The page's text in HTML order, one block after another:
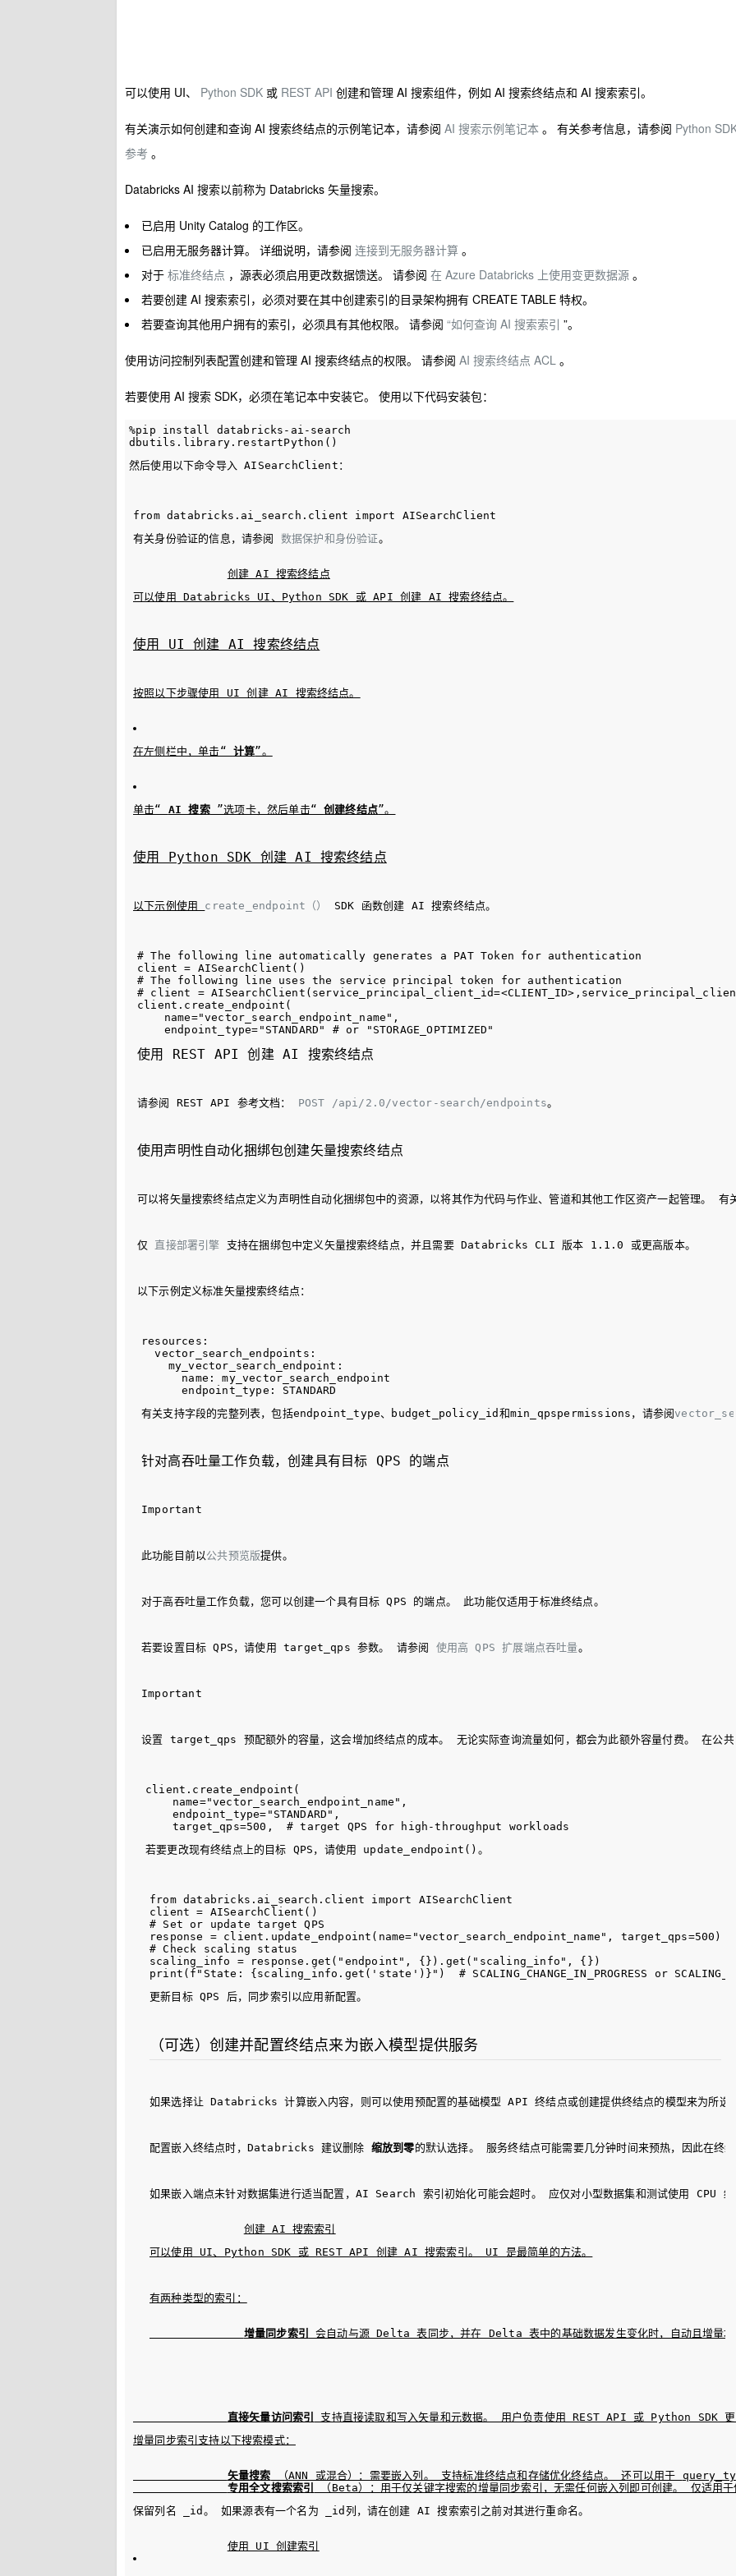
可以使用 UI、 Python SDK 或 REST API 创建和管理 AI 搜索组件，例如 AI 搜索终结点和 AI 搜索索引。
有关演示如何创建和查询 AI 搜索终结点的示例笔记本，请参阅 AI 搜索示例笔记本 。 有关参考信息，请参阅 Python
参考 。
Databricks AI 搜索以前称为 Databricks 矢量搜索。
已启用 Unity Catalog 的工作区。
已启用无服务器计算。 详细说明，请参阅 连接到无服务器计算 。
对于 标准终结点 ，源表必须启用更改数据馈送。 请参阅 在 Azure Databricks 上使用变更数据源 。
若要创建 AI 搜索索引，必须对要在其中创建索引的目录架构拥有 CREATE TABLE 特权。
若要查询其他用户拥有的索引，必须具有其他权限。 请参阅 “如何查询 AI 搜索索引 ”。
使用访问控制列表配置创建和管理 AI 搜索终结点的权限。 请参阅 AI 搜索终结点 ACL 。
若要使用 AI 搜索 SDK，必须在笔记本中安装它。 使用以下代码安装包：
%pip install databricks-ai-search
然后使用以下命令导入 AISearchClient ：
有关身份验证的信息，请参阅 数据保护和身份验证。
可以使用 Databricks UI、Python SDK 或 API 创建 AI 搜索终结点。
使用 UI 创建 AI 搜索终结点
按照以下步骤使用 UI 创建 AI 搜索终结点。
在左侧栏中，单击“ 计算”。
单击“ AI 搜索 ”选项卡，然后单击“ 创建终结点”。
使用 Python SDK 创建 AI 搜索终结点
以下示例使用 create_endpoint（） SDK 函数创建 AI 搜索终结点。
# The following line automatically generates a PAT Token for authentication
client = AISearchClient()
# The following line uses the service principal token for authentication
# client =
client.create_endpoint(
    name="vector_search_endpoint_name",
使用 REST API 创建 AI 搜索终结点
请参阅 REST API 参考文档： POST /api/2.0/vector-search/endpoints。
使用声明性自动化捆绑包创建矢量搜索终结点
可以将矢量搜索终结点定义为声明性自动化捆绑包中的资源，以将其作为代码与作业、管道和其他工作区资产一起管理。 有
仅 直接部署引擎 支持在捆绑包中定义矢量搜索终结点，并且需要 Databricks CLI 版本 1.1.0 或更高版本。
以下示例定义标准矢量搜索终结点：
resources:
  vector_search_endpoints:
    my_vector_search_endpoint:
      name: my_vector_search_endpoint
有关支持字段的完整列表，包括endpoint_type、 budget_policy_id 和min_qpspermissions ，请参阅
针对高吞吐量工作负载，创建具有目标 QPS 的端点
Important
此功能目前以公共预览版提供。
对于高吞吐量工作负载，您可以创建一个具有目标 QPS 的端点。 此功能仅适用于标准终结点。
若要设置目标 QPS，请使用 target_qps 参数。 请参阅 使用高 QPS 扩展端点吞吐量。
Important
设置 target_qps 预配额外的容量，这会增加终结点的成本。 无论实际查询流量如何，都会为此额外容量付费。 在公共
client.create_endpoint(
    name="vector_search_endpoint_name",
    endpoint_type="STANDARD",
若要更改现有终结点上的目标 QPS，请使用 update_endpoint() 。
from databricks.ai_search.client import AISearchClient
client = AISearchClient()
# Set or update target QPS
response = client.update_endpoint(name="vector_search_endpoint_name", target_qps=500)
# Check scaling status
scaling_info = response.get("endpoint", {}).get("scaling_info", {})
更新目标 QPS 后，同步索引以应用新配置。
（可选）创建并配置终结点来为嵌入模型提供服务
如果选择让 Databricks 计算嵌入内容，则可以使用预配置的基础模型 API 终结点或创建提供终结点的模型来为所选
配置嵌入终结点时，Databricks 建议删除 缩放到零的默认选择。 服务终结点可能需要几分钟时间来预热，因此在终
如果嵌入端点未针对数据集进行适当配置，AI Search 索引初始化可能会超时。 应仅对小型数据集和测试使用 CPU 终
可以使用 UI、Python SDK 或 REST API 创建 AI 搜索索引。 UI 是最简单的方法。
有两种类型的索引：
增量同步索引 会自动与源 Delta 表同步，并在 Delta 表中的基础数据发生变化时，自动且增量地
直接矢量访问索引
增量同步索引支持以下搜索模式：
矢量搜索 （ANN 或混合）：需要嵌入列。 支持标准终结点和存储优化终结点。 还可以用于
专用全文搜索索引
（Beta）：用于仅关键字搜索的增量同步索引，无需任何嵌入列即可创建。 仅适用
保留列名
_id 。 如果源表有一个名为 _id 列，请在创建 AI 搜索索引之前对其进行重命名。